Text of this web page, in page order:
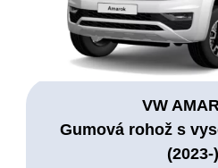
VW
Gumová rohož s
(2023-)